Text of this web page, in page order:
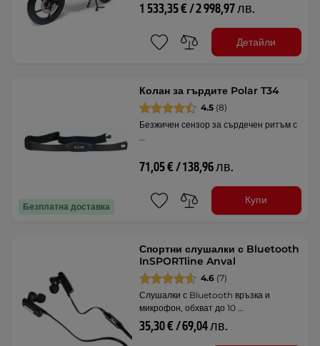
1 533,35 € / 2 998,97 лв.
Детайли
Безплатна доставка
Колан за гърдите Polar T34
4.5 (8)
Безжичен сензор за сърдечен ритъм с
…
71,05 € / 138,96 лв.
Купи
Спортни слушалки с Bluetooth
InSPORTline Anval
4.6 (7)
Слушалки с Bluetooth връзка и
микрофон, обхват до 10 …
35,30 € / 69,04 лв.